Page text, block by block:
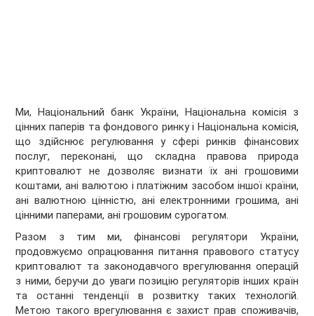
Ми, Національний банк України, Національна комісія з
цінних паперів та фондового ринку і Національна комісія,
що здійснює регулювання у сфері ринків фінансових
послуг, переконані, що складна правова природа
криптовалют не дозволяє визнати їх ані грошовими
коштами, ані валютою і платіжним засобом іншої країни,
ані валютною цінністю, ані електронними грошима, ані
цінними паперами, ані грошовим сурогатом.
Разом з тим ми, фінансові регулятори України,
продовжуємо опрацювання питання правового статусу
криптовалют та законодавчого врегулювання операцій
з ними, беручи до уваги позицію регуляторів інших країн
та останні тенденції в розвитку таких технологій.
Метою такого врегулювання є захист прав споживачів,